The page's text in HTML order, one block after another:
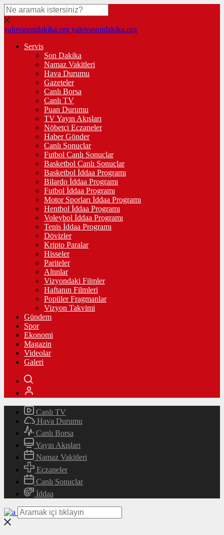
yalovasondakika.org yalovasondakika.org
Servis
Son Dakika
Namaz Vakitleri
Hava Durumu
Gazeteler
Canlı Borsa
Canlı TV
Puan Durumu
TV Yayın Akışları
Nöbetçi Eczaneler
Haber Gönder
Canlı Sonuçlar
Futbol Canlı Sonuçlar
Basketbol Canlı Sonuçlar
Basketbol İddaa Programı
Bilardo İddaa Programı
Futbol İddaa Programı
Motor Sporları İddaa Programı
Hentbol İddaa Programı
Voleybol İddaa Programı
Tenis İddaa Programı
Dövizler
Kripto Paralar
Hisseler
Pariteler
Altınlar
Vizyondaki Filmler
Haftanın Filmleri
Popüler Fragmanlar
Vizyon Takvimi
Gündem
Spor
Ekonomi
Magazin
Videolar
Galeri
Canlı TV
Hava Durumu
Canlı Borsa
Yayın Akışları
Namaz Vakitleri
Eczaneler
Canlı Sonuçlar
İddaa